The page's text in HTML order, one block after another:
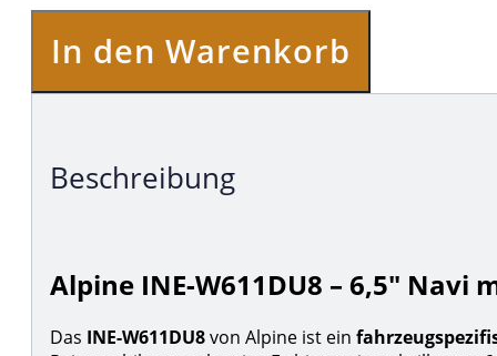
In den Warenkorb
Beschreibung
Alpine INE-W611DU8 – 6,5″
Das INE-W611DU8von Alpine ist ein